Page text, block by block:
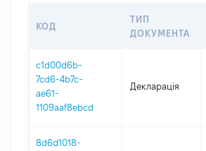
КОД
ТИП
ДОКУМЕНТА
c1d00d6b-
7cd6-4b7c-
ae61-
1109aaf8ebcd
Декларація
8d6d1018-